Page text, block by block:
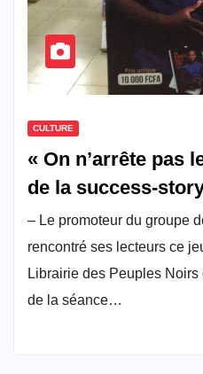
CULTURE
« On n’arrête pas
de la success-
– Le promoteur du groupe
rencontré ses lecteurs ce
Librairie des Peuples Noirs
de la séance…